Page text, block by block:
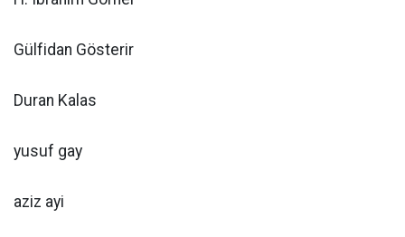
Gülfidan Gösterir
Duran Kalas
yusuf gay
aziz ayi